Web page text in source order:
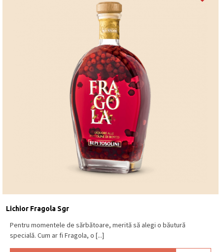
Lichior Fragola Sgr
Pentru momentele de sărbătoare, merită să alegi o băutură
specială. Cum ar fi Fragola, o [...]